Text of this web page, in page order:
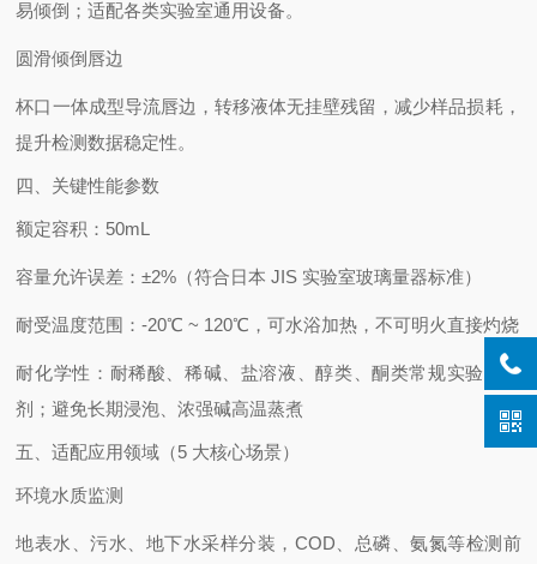
易倾倒；适配各类实验室通用设备。
圆滑倾倒唇边
杯口一体成型导流唇边，转移液体无挂壁残留，减少样品损耗，
提升检测数据稳定性。
四、关键性能参数
额定容积：50mL
容量允许误差：±2%（符合日本 JIS 实验室玻璃量器标准）
耐受温度范围：-20℃ ~ 120℃，可水浴加热，不可明火直接灼烧
耐化学性：耐稀酸、稀碱、盐溶液、醇类、酮类常规实验室试
剂；避免长期浸泡、浓强碱高温蒸煮
五、适配应用领域（5 大核心场景）
环境水质监测
地表水、污水、地下水采样分装，COD、总磷、氨氮等检测前